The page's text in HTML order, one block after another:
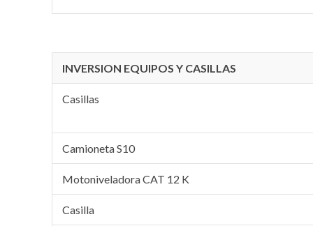
INVERSION EQUIPOS Y CASILLAS
Casillas
Camioneta S10
Motoniveladora CAT 12 K
Casilla